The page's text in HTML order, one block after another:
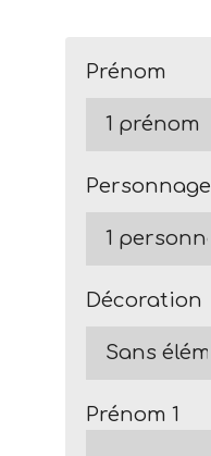
Prénom
Personnage
Décoration
Prénom 1